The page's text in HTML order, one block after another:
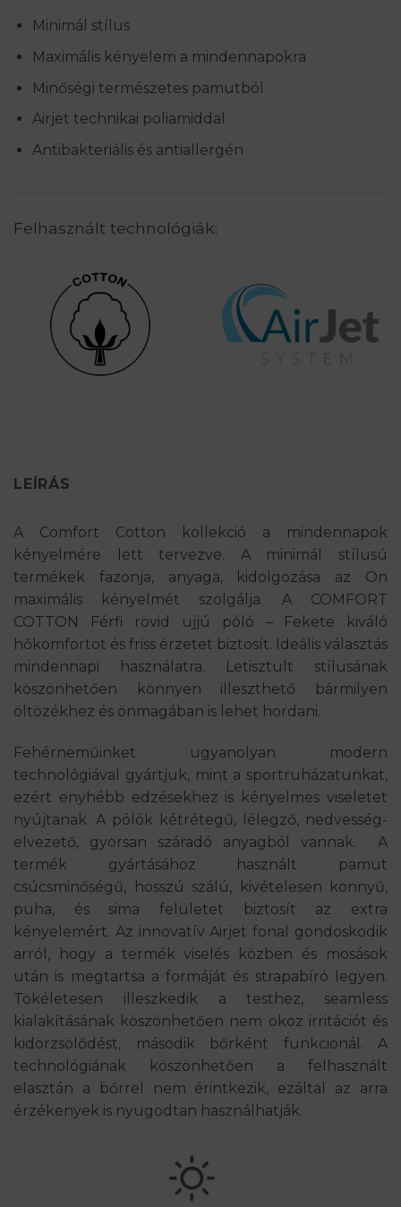
Minimál stílus
Maximális kényelem a mindennapokra
Minőségi természetes pamutból
Airjet technikai poliamiddal
Antibakteriális és antiallergén
Felhasznált technológiák:
LEÍRÁS
A Comfort Cotton kollekció a mindennapok
kényelmére lett tervezve. A minimál stílusú
termékek fazonja, anyaga, kidolgozása az Ön
maximális kényelmét szolgálja. A COMFORT
COTTON Férfi rövid ujjú póló – Fekete kiváló
hőkomfortot és friss érzetet biztosít. Ideális választás
mindennapi használatra. Letisztult stílusának
köszönhetően könnyen illeszthető bármilyen
öltözékhez és önmagában is lehet hordani.
Fehérneműinket ugyanolyan modern
technológiával gyártjuk, mint a sportruházatunkat,
ezért enyhébb edzésekhez is kényelmes viseletet
nyújtanak. A pólók kétrétegű, lélegző, nedvesség-
elvezető, gyorsan száradó anyagból vannak. A
termék gyártásához használt pamut
csúcsminőségű, hosszú szálú, kivételesen könnyű,
puha, és sima felületet biztosít az extra
kényelemért. Az innovatív Airjet fonal gondoskodik
arról, hogy a termék viselés közben és mosások
után is megtartsa a formáját és strapabíró legyen.
Tökéletesen illeszkedik a testhez, seamless
kialakításának köszönhetően nem okoz irritációt és
kidörzsölődést, második bőrként funkcionál. A
technológiának köszönhetően a felhasznált
elasztán a bőrrel nem érintkezik, ezáltal az arra
érzékenyek is nyugodtan használhatják.